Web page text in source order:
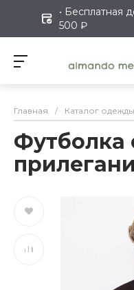
• Бесплатная
500 ₽
Главная / Каталог одежды
Футболка